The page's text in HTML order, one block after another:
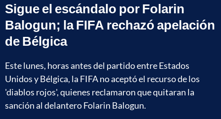
Sigue el escándalo por Folarin
Balogun; la FIFA rechazó apelación
de Bélgica
Este lunes, horas antes del partido entre Estados
Unidos y Bélgica, la FIFA no aceptó el recurso de los
'diablos rojos', quienes reclamaron que quitaran la
sanción al delantero Folarin Balogun.